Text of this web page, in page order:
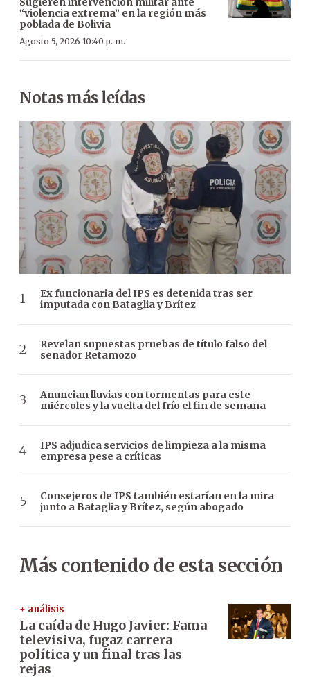
“violencia extrema” en la región más
poblada de Bolivia
Agosto 5, 2026 10:40 p. m.
Notas más leídas
Ex funcionaria del IPS es detenida tras ser
imputada con Bataglia y Brítez
Revelan supuestas pruebas de título falso del
senador Retamozo
Anuncian lluvias con tormentas para este
miércoles y la vuelta del frío el fin de semana
IPS adjudica servicios de limpieza a la misma
empresa pese a críticas
Consejeros de IPS también estarían en la mira
junto a Bataglia y Brítez, según abogado
Más contenido de esta sección
+ análisis
La caída de Hugo Javier: Fama
televisiva, fugaz carrera
política y un final tras las
rejas